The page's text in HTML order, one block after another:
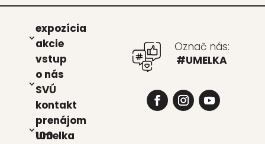
expo­zí­cia
akcie
vstup
o nás
SVÚ
kon­takt
pre­ná­jom
Umel­ka 100
Označ nás:
#UMELKA